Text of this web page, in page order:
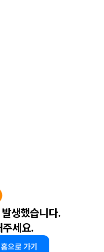
생했습니다.
주세요.
홈으로 가기